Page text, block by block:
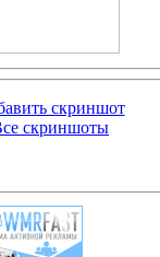
скриншот
скриншоты